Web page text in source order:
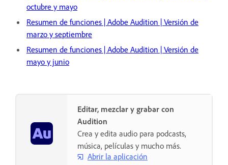
octubre y mayo
Resumen de funciones | Adobe Audition | Versión de
marzo y septiembre
Resumen de funciones | Adobe Audition | Versión de
mayo y junio
Editar, mezclar y grabar con
Audition
Crea y edita audio para podcasts,
música, películas y mucho más.
Abrir la aplicación